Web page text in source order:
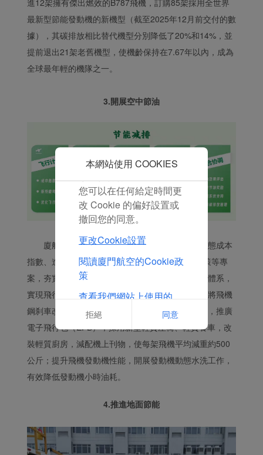
最新型節能發動機的新機型（截至2025年12月前交付的數
據），其碳排放相比替代機型分別降低了20%和14%，並
提前退出21架老舊機型，使機齡保持在7.67年以內，成為
全球最年輕的機隊之一。
3.開展空中節油
廈航精細制定飛行計畫，開展靈活高度層、動態成本
指數、進離場距離優化、實施5%不可預期燃油政策等專
案，夯實預期節油成效；建立飛行全階段油耗監控體系，
實現飛行全流程精細化管理；推進飛機減阻減重，將飛機
鋼刹車改造為碳刹車，按照航班客座率加注飲用水，推廣
電子飛行包（EFB），採用新型輕質座椅、輕質餐車，改
裝輕質廚房，減配機上刊物，使每架飛機平均減重約500
公斤；提升飛機發動機性能，開展發動機動態水洗工作，
有效降低發動機小時油耗。
4.推進地面節能
本網站使用 COOKIES
在您的同意下，我們還將
使用行銷Cookie (i) 分析
我們的行銷績效 (ii) 個性
化我們廣告中的優惠資
訊。 通過放置這些
為以使我們的內容和廣告
點擊“接受”即表示您同意
放置所有的行銷Cookie。
點擊“拒絕”，我們將不會
您可以在任何給定時間更
改 Cookie 的偏好設置或
撤回您的同意。
更改Cookie設置
閱讀廈門航空的Cookie政
策
查看我們網站上使用的
Cookie的完整列表
拒絕 同意